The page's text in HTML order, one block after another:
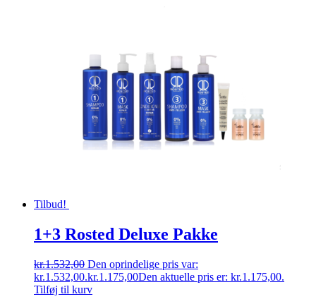
Tilbud!
1+3 Rosted Deluxe Pakke
kr.1.532,00 Den oprindelige pris var:
kr.1.532,00.kr.1.175,00Den aktuelle pris er: kr.1.175,00.
Tilføj til kurv